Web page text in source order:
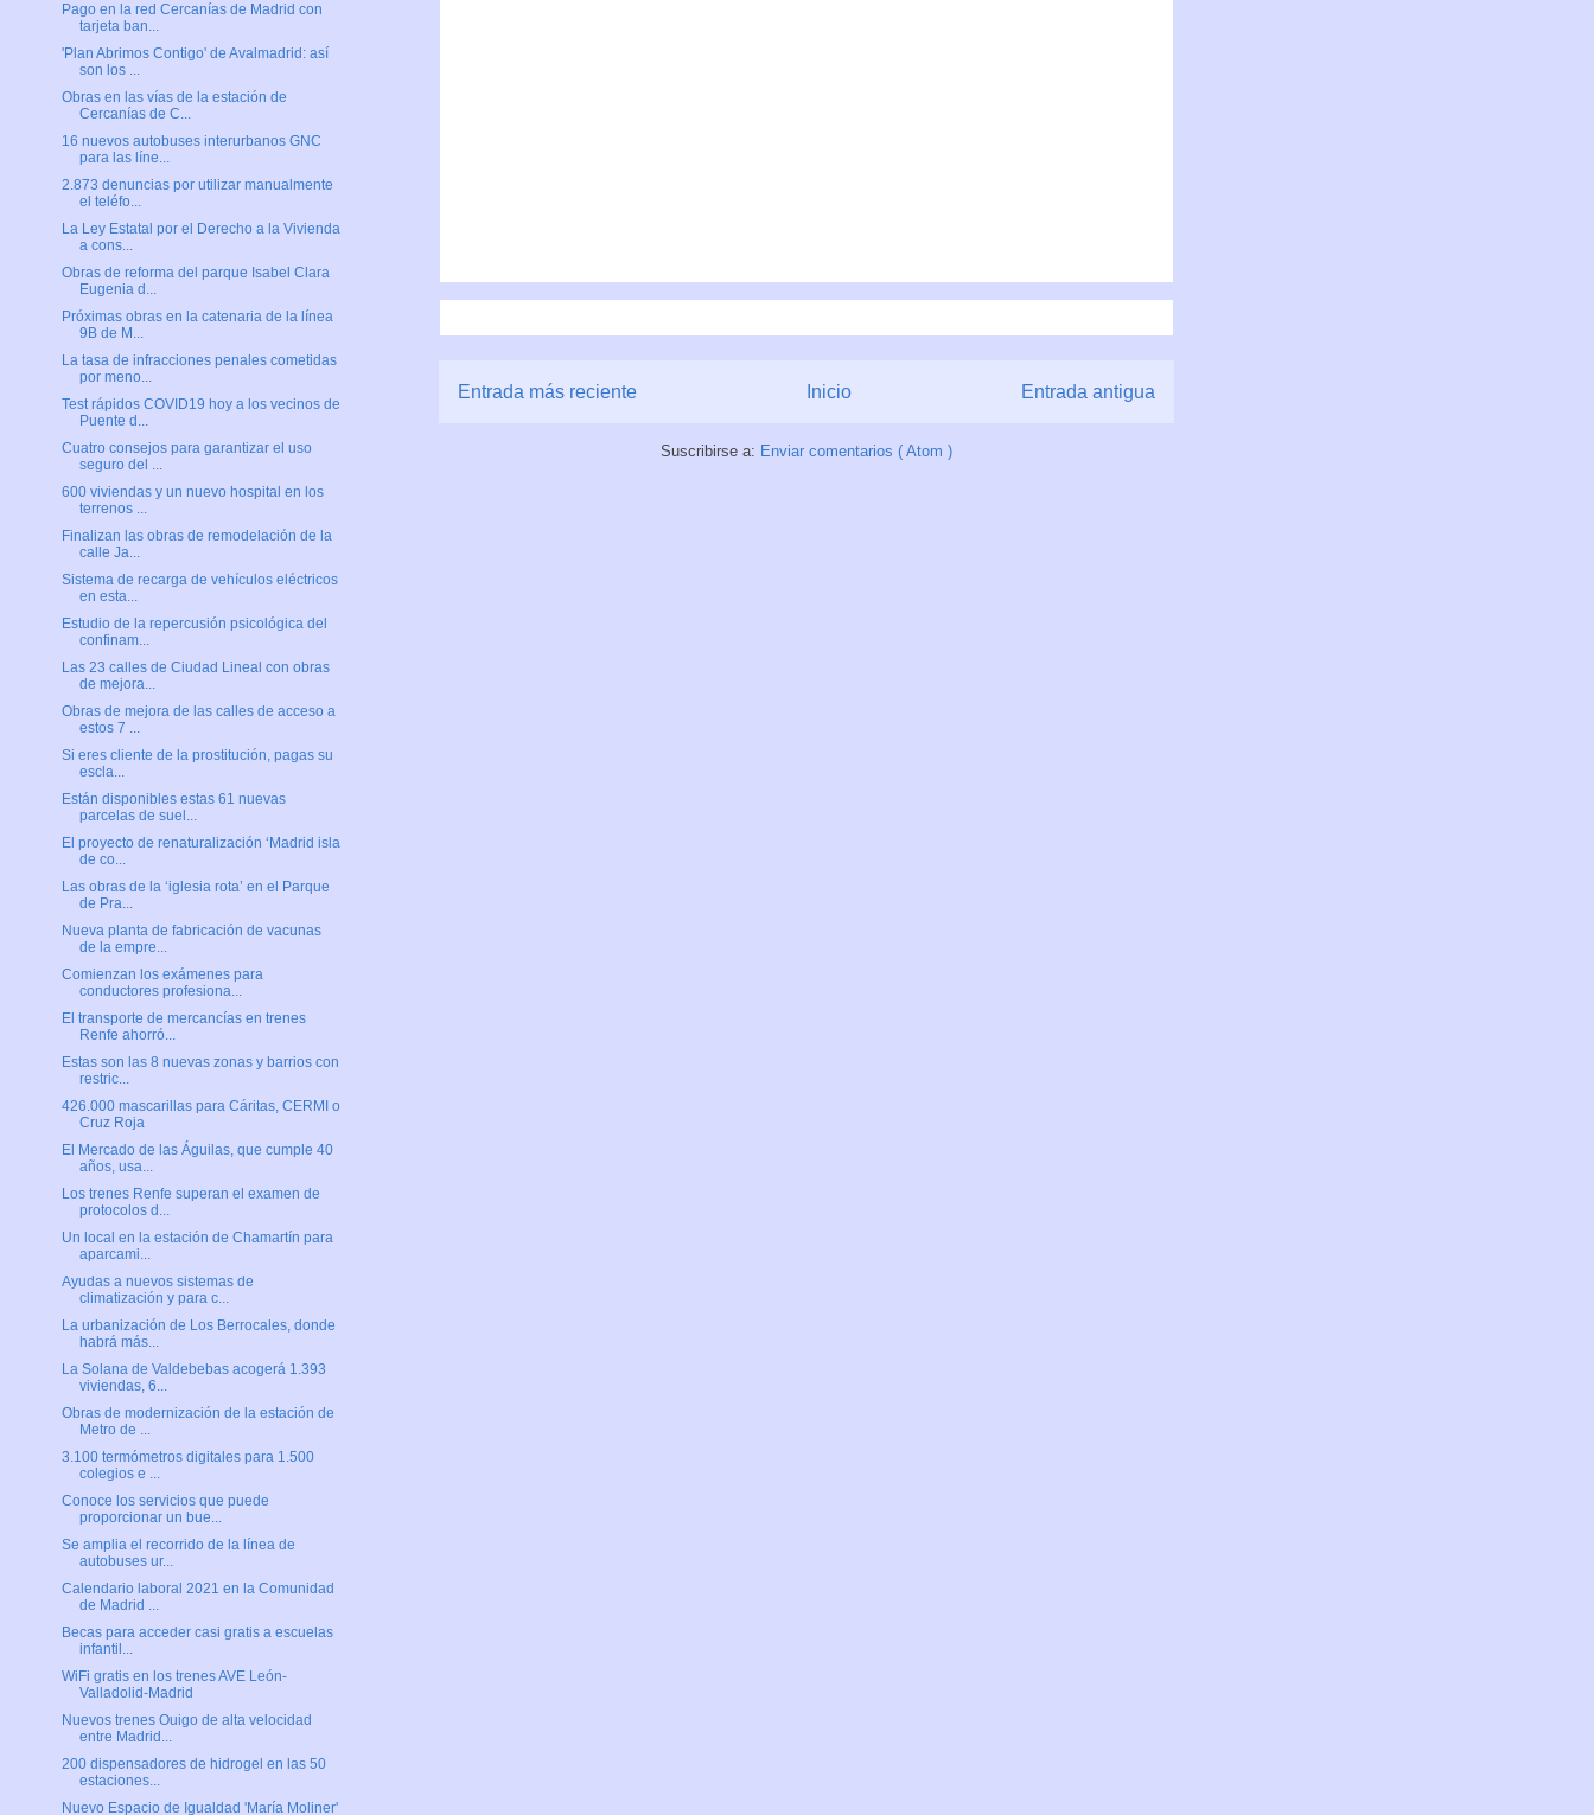
Entrada más reciente Entrada antigua
Inicio
Suscribirse a: Enviar comentarios ( Atom )
Pago en la red Cercanías de Madrid con
tarjeta ban...
'Plan Abrimos Contigo' de Avalmadrid: así
son los ...
Obras en las vías de la estación de
Cercanías de C...
16 nuevos autobuses interurbanos GNC
para las líne...
2.873 denuncias por utilizar manualmente
el teléfo...
La Ley Estatal por el Derecho a la Vivienda
a cons...
Obras de reforma del parque Isabel Clara
Eugenia d...
Próximas obras en la catenaria de la línea
9B de M...
La tasa de infracciones penales cometidas
por meno...
Test rápidos COVID19 hoy a los vecinos de
Puente d...
Cuatro consejos para garantizar el uso
seguro del ...
600 viviendas y un nuevo hospital en los
terrenos ...
Finalizan las obras de remodelación de la
calle Ja...
Sistema de recarga de vehículos eléctricos
en esta...
Estudio de la repercusión psicológica del
confinam...
Las 23 calles de Ciudad Lineal con obras
de mejora...
Obras de mejora de las calles de acceso a
estos 7 ...
Si eres cliente de la prostitución, pagas su
escla...
Están disponibles estas 61 nuevas
parcelas de suel...
El proyecto de renaturalización ‘Madrid isla
de co...
Las obras de la ‘iglesia rota’ en el Parque
de Pra...
Nueva planta de fabricación de vacunas
de la empre...
Comienzan los exámenes para
conductores profesiona...
El transporte de mercancías en trenes
Renfe ahorró...
Estas son las 8 nuevas zonas y barrios con
restric...
426.000 mascarillas para Cáritas, CERMI o
Cruz Roja
El Mercado de las Águilas, que cumple 40
años, usa...
Los trenes Renfe superan el examen de
protocolos d...
Un local en la estación de Chamartín para
aparcami...
Ayudas a nuevos sistemas de
climatización y para c...
La urbanización de Los Berrocales, donde
habrá más...
La Solana de Valdebebas acogerá 1.393
viviendas, 6...
Obras de modernización de la estación de
Metro de ...
3.100 termómetros digitales para 1.500
colegios e ...
Conoce los servicios que puede
proporcionar un bue...
Se amplia el recorrido de la línea de
autobuses ur...
Calendario laboral 2021 en la Comunidad
de Madrid ...
Becas para acceder casi gratis a escuelas
infantil...
WiFi gratis en los trenes AVE León-
Valladolid-Madrid
Nuevos trenes Ouigo de alta velocidad
entre Madrid...
200 dispensadores de hidrogel en las 50
estaciones...
Nuevo Espacio de Igualdad 'María Moliner'